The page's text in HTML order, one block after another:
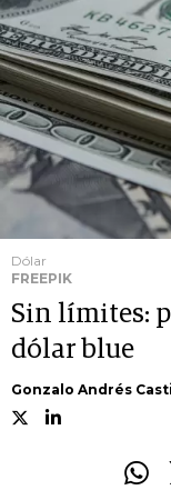
Dólar
FREEPIK
Sin límites:
dólar blue
Gonzalo Andrés